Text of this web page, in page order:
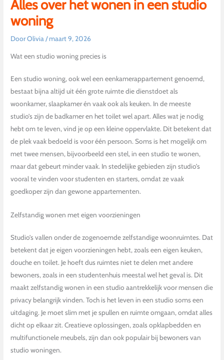
Alles over het wonen in een studio
woning
DoorOlivia/maart 9, 2026
Wat een studio woning precies is
Een studio woning, ook wel een eenkamerappartement genoemd,
bestaat bijna altijd uit één grote ruimte die dienstdoet als
woonkamer, slaapkamer én vaak ook als keuken. In de meeste
studio’s zijn de badkamer en het toilet wel apart. Alles wat je nodig
hebt om te leven, vind je op een kleine oppervlakte. Dit betekent dat
de plek vaak bedoeld is voor één persoon. Soms is het mogelijk om
met twee mensen, bijvoorbeeld een stel, in een studio te wonen,
maar dat gebeurt minder vaak. In stedelijke gebieden zijn studio’s
vooral te vinden voor studenten en starters, omdat ze vaak
goedkoper zijn dan gewone appartementen.
Zelfstandig wonen met eigen voorzieningen
Studio’s vallen onder de zogenoemde zelfstandige woonruimtes. Dat
betekent dat je eigen voorzieningen hebt, zoals een eigen keuken,
douche en toilet. Je hoeft dus ruimtes niet te delen met andere
bewoners, zoals in een studentenhuis meestal wel het geval is. Dit
maakt zelfstandig wonen in een studio aantrekkelijk voor mensen die
privacy belangrijk vinden. Toch is het leven in een studio soms een
uitdaging. Je moet slim met je spullen en ruimte omgaan, omdat alles
dicht op elkaar zit. Creatieve oplossingen, zoals opklapbedden en
multifunctionele meubels, zijn dan ook populair bij bewoners van
studio woningen.